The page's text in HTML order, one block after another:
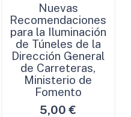
Nuevas
Recomendaciones
para la Iluminación
de Túneles de la
Dirección General
de Carreteras,
Ministerio de
Fomento
5,00 €